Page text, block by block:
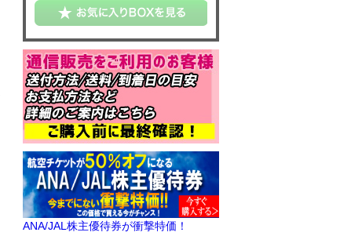
ANA/JAL株主優待券が衝撃特価！